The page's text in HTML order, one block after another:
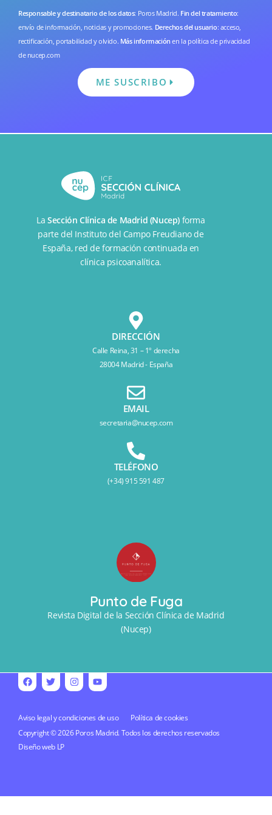
Responsable y destinatario de los datos: Poros Madrid. Fin del tratamiento:
envío de información, noticias y promociones. Derechos del usuario: acceso,
rectificación, portabilidad y olvido. Más información en la política de privacidad
de nucep.com
ME SUSCRIBO
LaSección Clínica de Madrid (Nucep) forma
parte del Instituto del Campo Freudiano de
España, red de formación continuada en
clínica psicoanalítica.
DIRECCIÓN
Calle Reina, 31 – 1º derecha
28004 Madrid - España
EMAIL
secretaria@nucep.com
TELÉFONO
(+34) 915 591 487
Punto de Fuga
Revista Digital de la Sección Clínica de Madrid
(Nucep)
Aviso legal y condiciones de uso
Política de cookies
Copyright © 2026 Poros Madrid. Todos los derechos reservados
Diseño web LP